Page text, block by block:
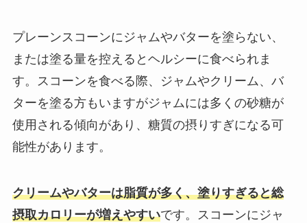
プレーンスコーンにジャムやバターを塗らない、
または塗る量を控えるとヘルシーに食べられま
す。スコーンを食べる際、ジャムやクリーム、バ
ターを塗る方もいますがジャムには多くの砂糖が
使用される傾向があり、糖質の摂りすぎになる可
能性があります。
クリームやバターは脂質が多く、塗りすぎると総
摂取カロリーが増えやすいです。スコーンにジャ